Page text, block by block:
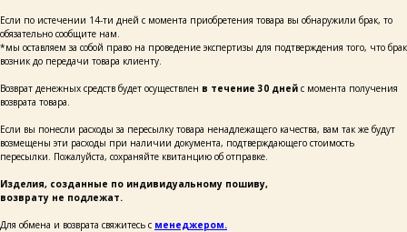
Если по истечении 14-ти дней с момента приобретения товара вы обнаружили брак, то
обязательно сообщите нам.
*мы оставляем за собой право на проведение экспертизы для подтверждения того, что брак
возник до передачи товара клиенту.
Возврат денежных средств будет осуществлен в течение 30 дней с момента получения
возврата товара.
Если вы понесли расходы за пересылку товара ненадлежащего качества, вам так же будут
возмещены эти расходы при наличии документа, подтверждающего стоимость
пересылки. Пожалуйста, сохраняйте квитанцию об отправке.
Изделия, созданные по индивидуальному пошиву,
возврату не подлежат.
Для обмена и возврата свяжитесь с менеджером.
Магазин:
ул. Березина 82д
+ 7 923 345 01 70
Нажимая на кнопку «Написать», я даю согласие
на обработку персональных данных
и соглашаюсь с политикой
конфиденциальности и согласен
с её положением